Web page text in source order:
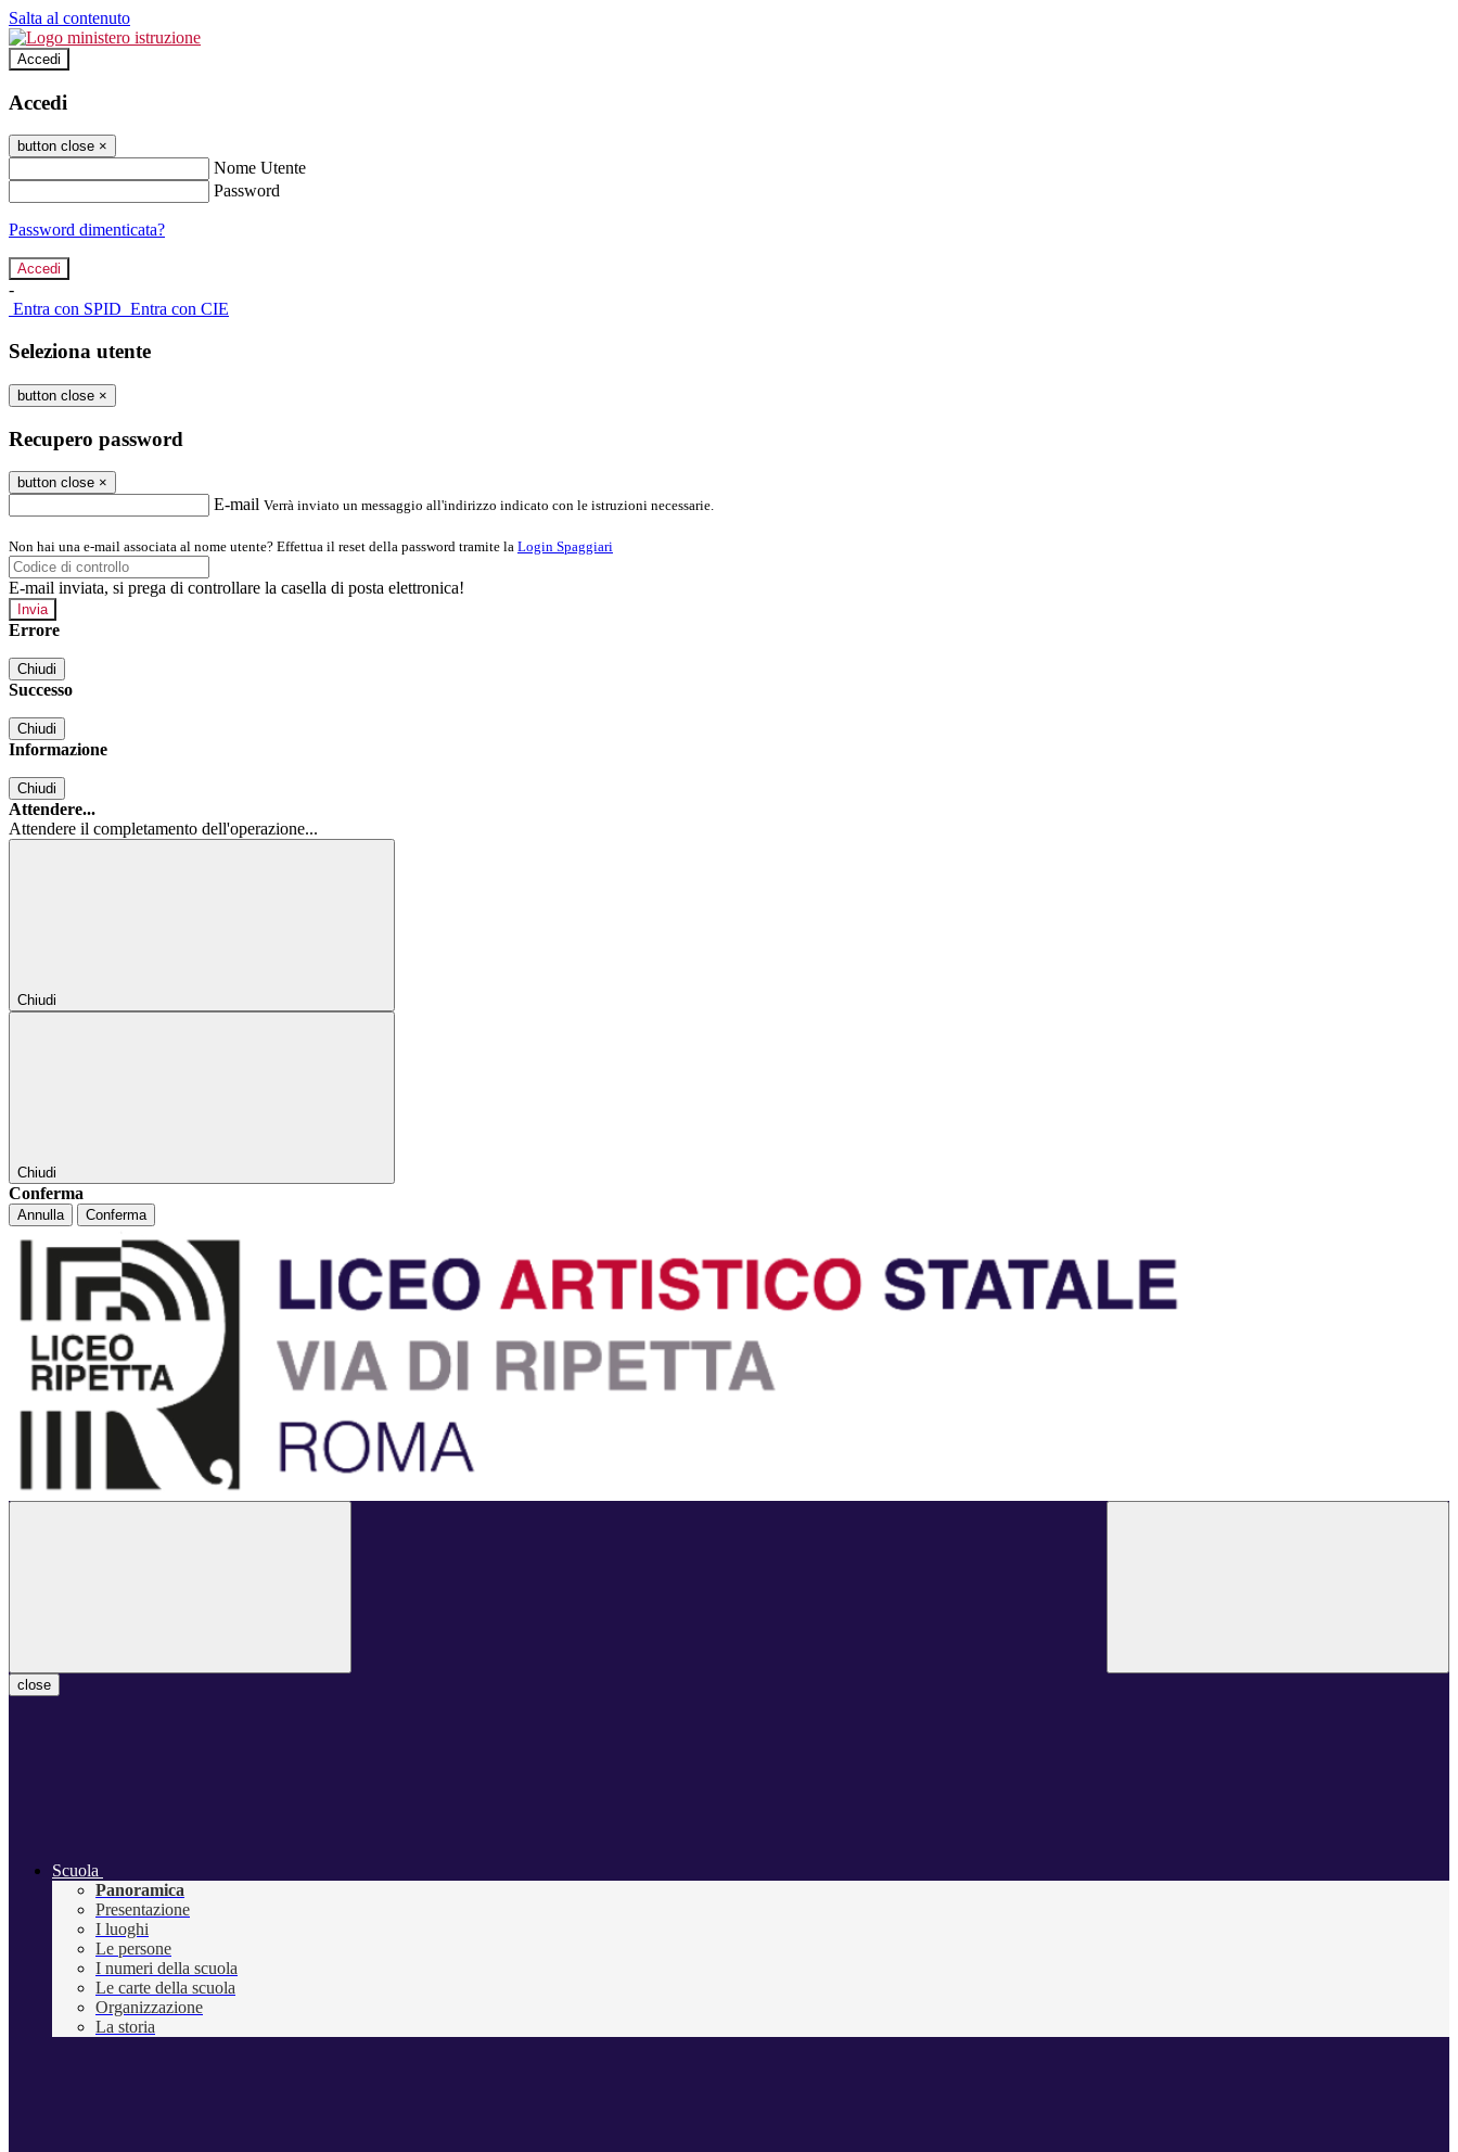
Salta al contenuto
Accedi
Accedi
button close ×
Nome Utente
Password
Password dimenticata?
-
Entra con SPID Entra con CIE
Seleziona utente
button close ×
Recupero password
button close ×
E-mail Verrà inviato un messaggio all'indirizzo indicato con le istruzioni necessarie.
Non hai una e-mail associata al nome utente? Effettua il reset della password tramite la Login Spaggiari
E-mail inviata, si prega di controllare la casella di posta elettronica!
Errore
Chiudi
Successo
Chiudi
Informazione
Chiudi
Attendere...
Attendere il completamento dell'operazione...
Chiudi
Chiudi
Conferma
Annulla Conferma
close
Scuola
Panoramica
Presentazione
I luoghi
Le persone
I numeri della scuola
Le carte della scuola
Organizzazione
La storia